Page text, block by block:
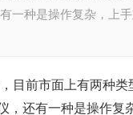
一种是操作复杂，上
目前市面上有两种
，还有一种是操作复